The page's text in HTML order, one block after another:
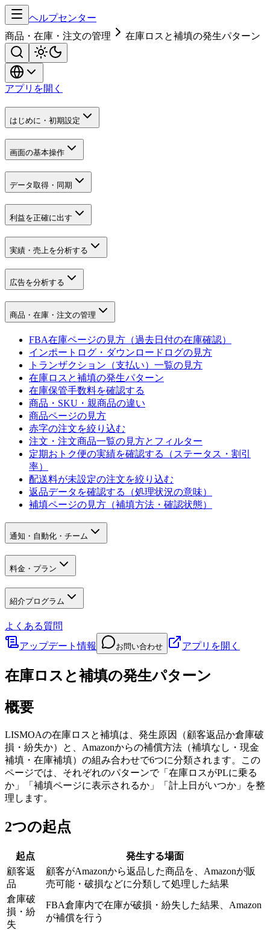
ヘルプセンター
商品・在庫・注文の管理
在庫ロスと補填の発生パターン
アプリを開く
はじめに・初期設定
画面の基本操作
データ取得・同期
利益を正確に出す
実績・売上を分析する
広告を分析する
商品・在庫・注文の管理
FBA在庫ページの見方（過去日付の在庫確認）
インポートログ・ダウンロードログの見方
トランザクション（支払い）一覧の見方
在庫ロスと補填の発生パターン
在庫保管手数料を確認する
商品・SKU・親商品の違い
商品ページの見方
赤字の注文を絞り込む
注文・注文商品一覧の見方とフィルター
定期おトク便の実績を確認する（ステータス・割引
率）
配送料が未設定の注文を絞り込む
返品データを確認する（処理状況の意味）
補填ページの見方（補填方法・確認状態）
通知・自動化・チーム
料金・プラン
紹介プログラム
よくある質問
アップデート情報
お問い合わせ アプリを開く
在庫ロスと補填の発生パターン
概要
LISMOAの在庫ロスと補填は、発生原因（顧客返品か倉庫破
損・紛失か）と、Amazonからの補償方法（補填なし・現金
補填・在庫補填）の組み合わせで6つに分類されます。この
ページでは、それぞれのパターンで「在庫ロスがPLに乗る
か」「補填ページに表示されるか」「計上日がいつか」を整
理します。
2つの起点
起点
発生する場面
顧客返
品
顧客がAmazonから返品した商品を、Amazonが販
売可能・破損などに分類して処理した結果
倉庫破
損・紛
失
FBA倉庫内で在庫が破損・紛失した結果、Amazon
が補償を行う